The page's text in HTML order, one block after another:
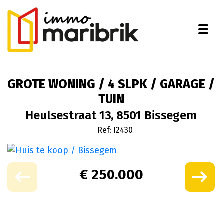
GROTE WONING / 4 SLPK / GARAGE /
TUIN
Heulsestraat 13, 8501 Bissegem
Ref: I2430
€ 250.000